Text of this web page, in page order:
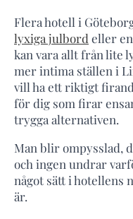
Flera hotell i
lyxiga julbord eller
kan vara allt från lite
mer intima ställen i
vill ha ett riktigt
för dig som firar
trygga alternativen.
Man blir ompysslad,
och ingen undrar
något sätt i hotellens
är.